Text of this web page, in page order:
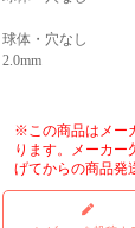
球体・穴なし
2.0mm
※この商品はメー
ります。メーカー
げてからの商品発